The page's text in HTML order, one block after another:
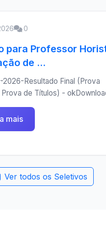
0
para Professor
de ...
Resultado Final (Prova
de Títulos) -
mais
Ver todos os Seletivos